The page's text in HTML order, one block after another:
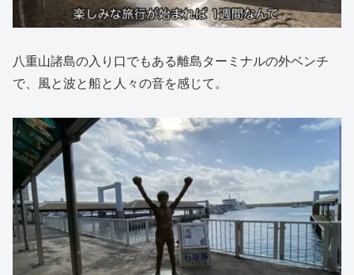
八重山諸島の入り口でもある離島ターミナルの外ベンチ
で、風と波と船と人々の音を感じて。